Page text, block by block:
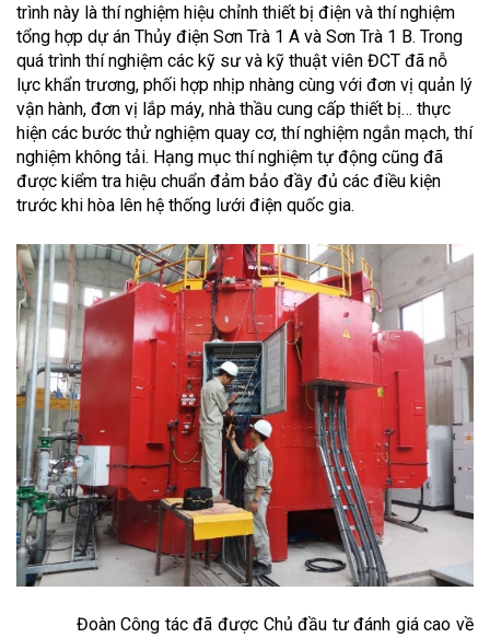
trình này là thí nghiệm hiệu chỉnh thiết bị điện và thí nghiệm
tổng hợp dự án Thủy điện Sơn Trà 1 A và Sơn Trà 1 B. Trong
quá trình thí nghiệm các kỹ sư và kỹ thuật viên ĐCT đã nỗ
lực khẩn trương, phối hợp nhịp nhàng cùng với đơn vị quản lý
vận hành, đơn vị lắp máy, nhà thầu cung cấp thiết bị… thực
hiện các bước thử nghiệm quay cơ, thí nghiệm ngắn mạch, thí
nghiệm không tải. Hạng mục thí nghiệm tự động cũng đã
được kiểm tra hiệu chuẩn đảm bảo đầy đủ các điều kiện
trước khi hòa lên hệ thống lưới điện quốc gia.
Đoàn Công tác đã được Chủ đầu tư đánh giá cao về